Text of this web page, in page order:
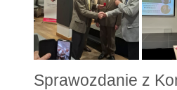
Sprawozdanie z